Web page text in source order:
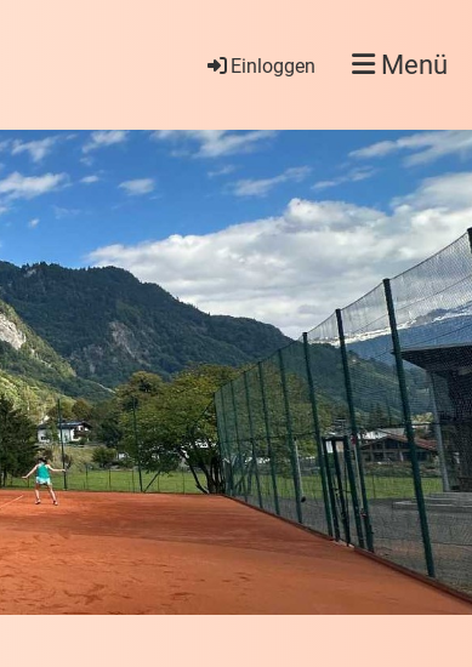
Einloggen Menü